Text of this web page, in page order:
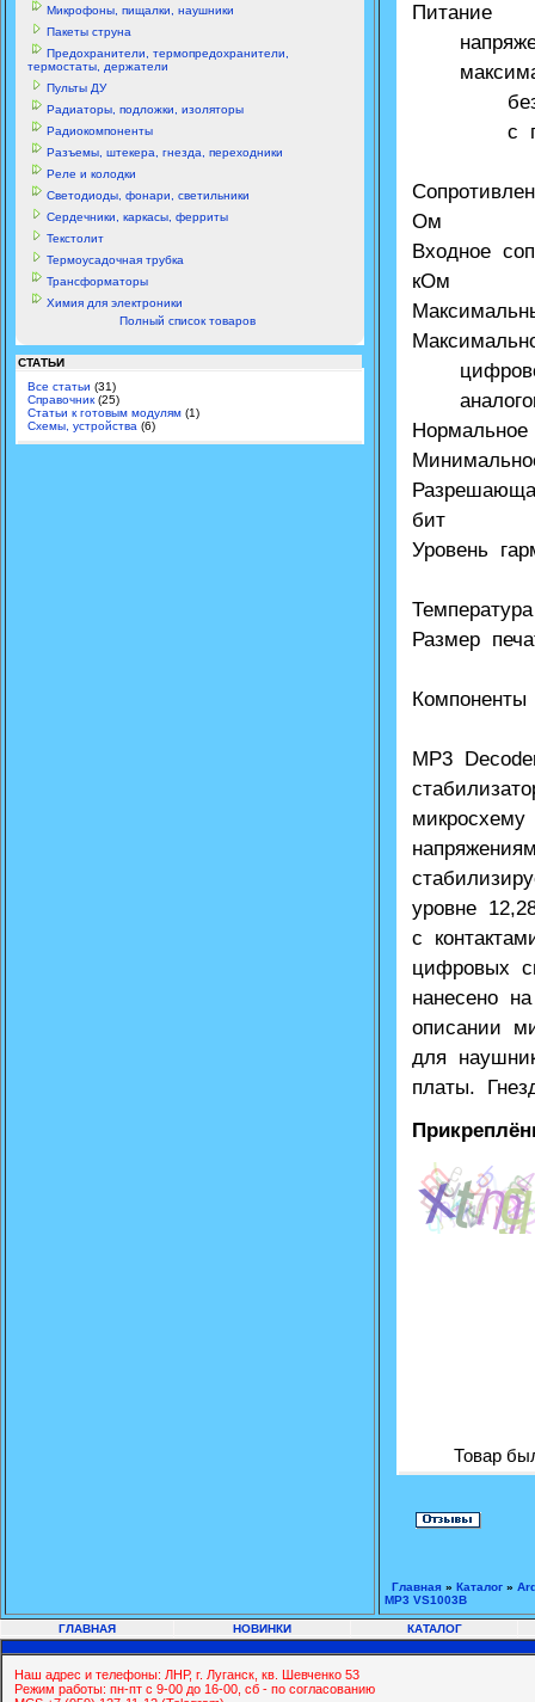
Микрофоны, пищалки, наушники
Пакеты струна
Предохранители, термопредохранители,
термостаты, держатели
Пульты ДУ
Радиаторы, подложки, изоляторы
Радиокомпоненты
Разъемы, штекера, гнезда, переходники
Реле и колодки
Светодиоды, фонари, светильники
Сердечники, каркасы, ферриты
Текстолит
Термоусадочная трубка
Трансформаторы
Химия для электроники
Полный список товаров
СТАТЬИ
Все статьи (31)
Справочник (25)
Статьи к готовым модулям (1)
Схемы, устройства (6)
Питание
без
с
Ом
Входное
кОм
бит
Уровень
Размер
Компоненты
MP3
уровне
с
цифровых
нанесено
описании
для
платы.
Товар
Главная » Каталог »
MP3 VS1003B
ГЛАВНАЯ НОВИНКИ КАТАЛОГ
Наш адрес и телефоны: ЛНР, г. Луганск, кв. Шевченко 53
Режим работы: пн-пт с 9-00 до 16-00, сб - по согласованию